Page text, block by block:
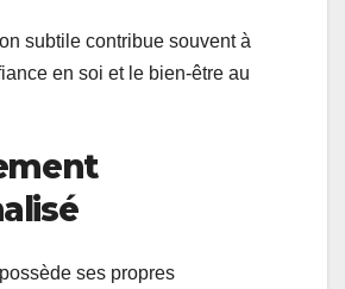
subtile contribue souvent à
en soi et le bien-être au
ses propres